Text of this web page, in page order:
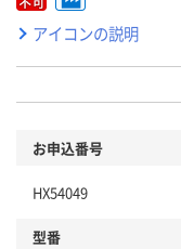
アイコンの説明
お申込番号
HX54049
型番